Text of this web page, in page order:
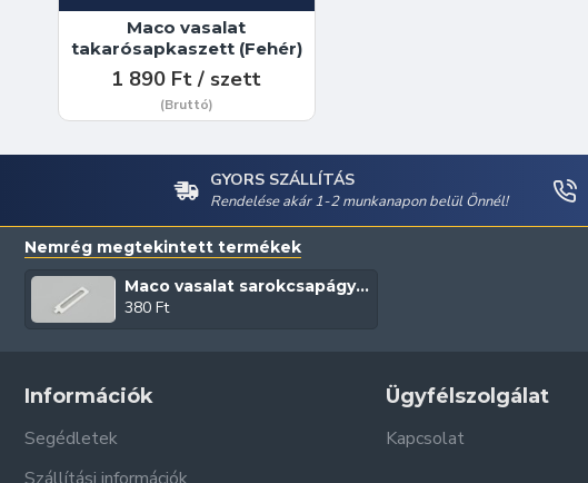
Maco vasalat
takarósapkaszett (Fehér)
1 890 Ft / szett
(Bruttó)
GYORS SZÁLLÍTÁS
Rendelése akár 1-2 munkanapon belül Önnél!
Nemrég megtekintett termékek
Maco vasalat sarokcsapágyhoz hosszú takaró (Fehér)
380 Ft
Információk
Segédletek
Ügyfélszolgálat
Kapcsolat